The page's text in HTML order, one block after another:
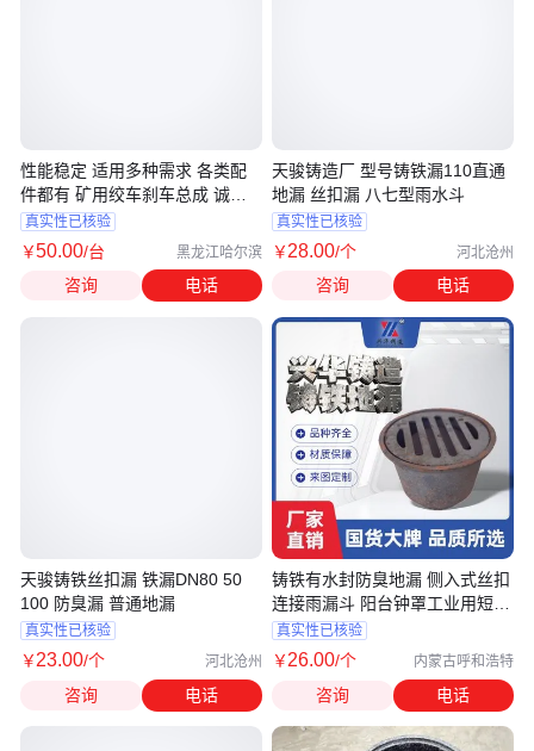
性能稳定 适用多种需求 各类配
件都有 矿用绞车刹车总成 诚之
远
真实性已核验
￥50.00/台 黑龙江哈尔滨
咨询 电话
天骏铸铁丝扣漏 铁漏DN80 50
100 防臭漏 普通地漏
真实性已核验
￥23.00/个 河北沧州
咨询 电话
天骏铸造厂 型号铸铁漏110直通
地漏 丝扣漏 八七型雨水斗
真实性已核验
￥28.00/个 河北沧州
咨询 电话
铸铁有水封防臭地漏 侧入式丝扣
连接雨漏斗 阳台钟罩工业用短地
面漏
真实性已核验
￥26.00/个 内蒙古呼和浩特
咨询 电话